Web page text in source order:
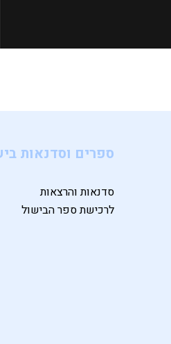
ספרים וסדנאות
סדנאות והרצאות
לרכישת ספר הבישול